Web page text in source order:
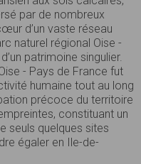
par de nombreux
d’un vaste réseau
naturel régional Oise -
patrimoine singulier.
- Pays de France fut
humaine tout au long
précoce du territoire
constituant un
seuls quelques sites
égaler en Ile-de-